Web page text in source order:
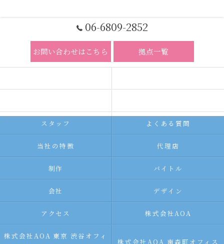
06-6809-2852
お問い合わせはこちら 拠点一覧
スタッフ よくある質問
当社の特徴 代理店
制作 バイトル
会社 デザイン
アクセス 株式会社AOA
株式会社AOA 東京 渋谷オフィ
株式会社AOA 南森町オフィス